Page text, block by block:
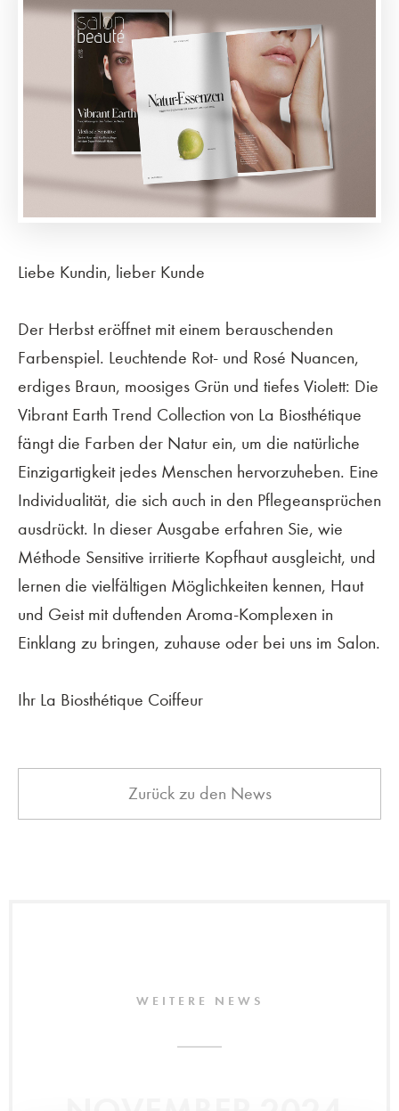
Liebe Kundin, lieber Kunde
Der Herbst eröffnet mit einem berauschenden
Farbenspiel. Leuchtende Rot- und Rosé Nuancen,
erdiges Braun, moosiges Grün und tiefes Violett: Die
Vibrant Earth Trend Collection von La Biosthétique
fängt die Farben der Natur ein, um die natürliche
Einzigartigkeit jedes Menschen hervorzuheben. Eine
Individualität, die sich auch in den Pflegeansprüchen
ausdrückt. In dieser Ausgabe erfahren Sie, wie
Méthode Sensitive irritierte Kopfhaut ausgleicht, und
lernen die vielfältigen Möglichkeiten kennen, Haut
und Geist mit duftenden Aroma-Komplexen in
Einklang zu bringen, zuhause oder bei uns im Salon.
Ihr La Biosthétique Coiffeur
Zurück zu den News
WEITERE NEWS